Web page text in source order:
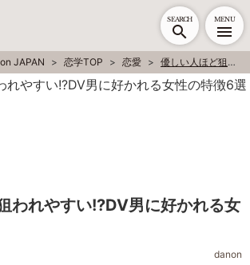
SEARCH MENU
JAPAN 恋学TOP 恋愛 優しい人ほど狙われやすい!?DV男に好かれる女性の特徴6選
われやすい!?DV男に好かれる女
danon